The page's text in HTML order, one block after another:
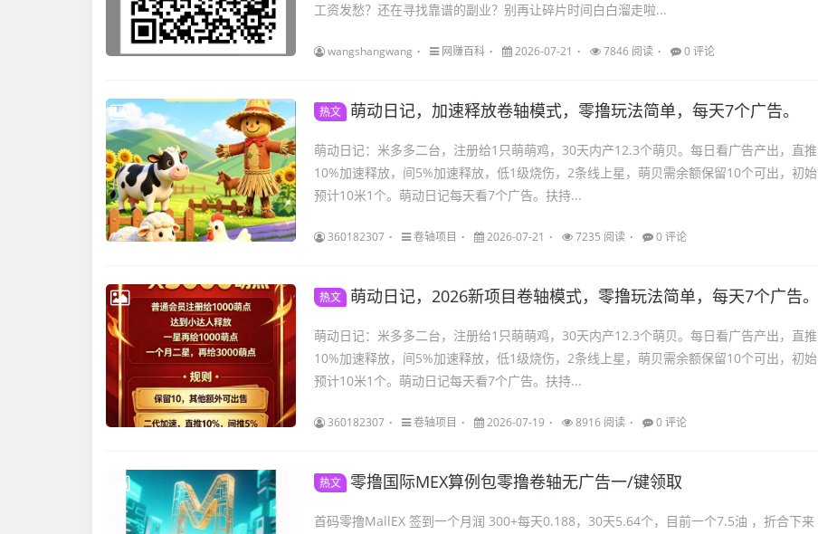
工资发愁？还在寻找靠谱的副业？别再让碎片时间白白溜走啦...
wangshangwang 网赚百科 2026-07-21 7846 阅读 0 评论
热文 萌动日记，加速释放卷轴模式，零撸玩法简单，每天7个广告。
萌动日记：米多多二台，注册给1只萌萌鸡，30天内产12.3个萌贝。每日看广告产出，直推
10%加速释放，间5%加速释放，低1级烧伤，2条线上星，萌贝需余额保留10个可出，初始
预计10米1个。萌动日记每天看7个广告。扶持...
360182307 卷轴项目 2026-07-21 7235 阅读 0 评论
热文 萌动日记，2026新项目卷轴模式，零撸玩法简单，每天7个广告。
萌动日记：米多多二台，注册给1只萌萌鸡，30天内产12.3个萌贝。每日看广告产出，直推
10%加速释放，间5%加速释放，低1级烧伤，2条线上星，萌贝需余额保留10个可出，初始
预计10米1个。萌动日记每天看7个广告。扶持...
360182307 卷轴项目 2026-07-19 8916 阅读 0 评论
热文 零撸国际MEX算例包零撸卷轴无广告一/键领取
首码零撸MallEX 签到一个月润 300+每天0.188，30天5.64个，目前一个7.5油 ，折合下来